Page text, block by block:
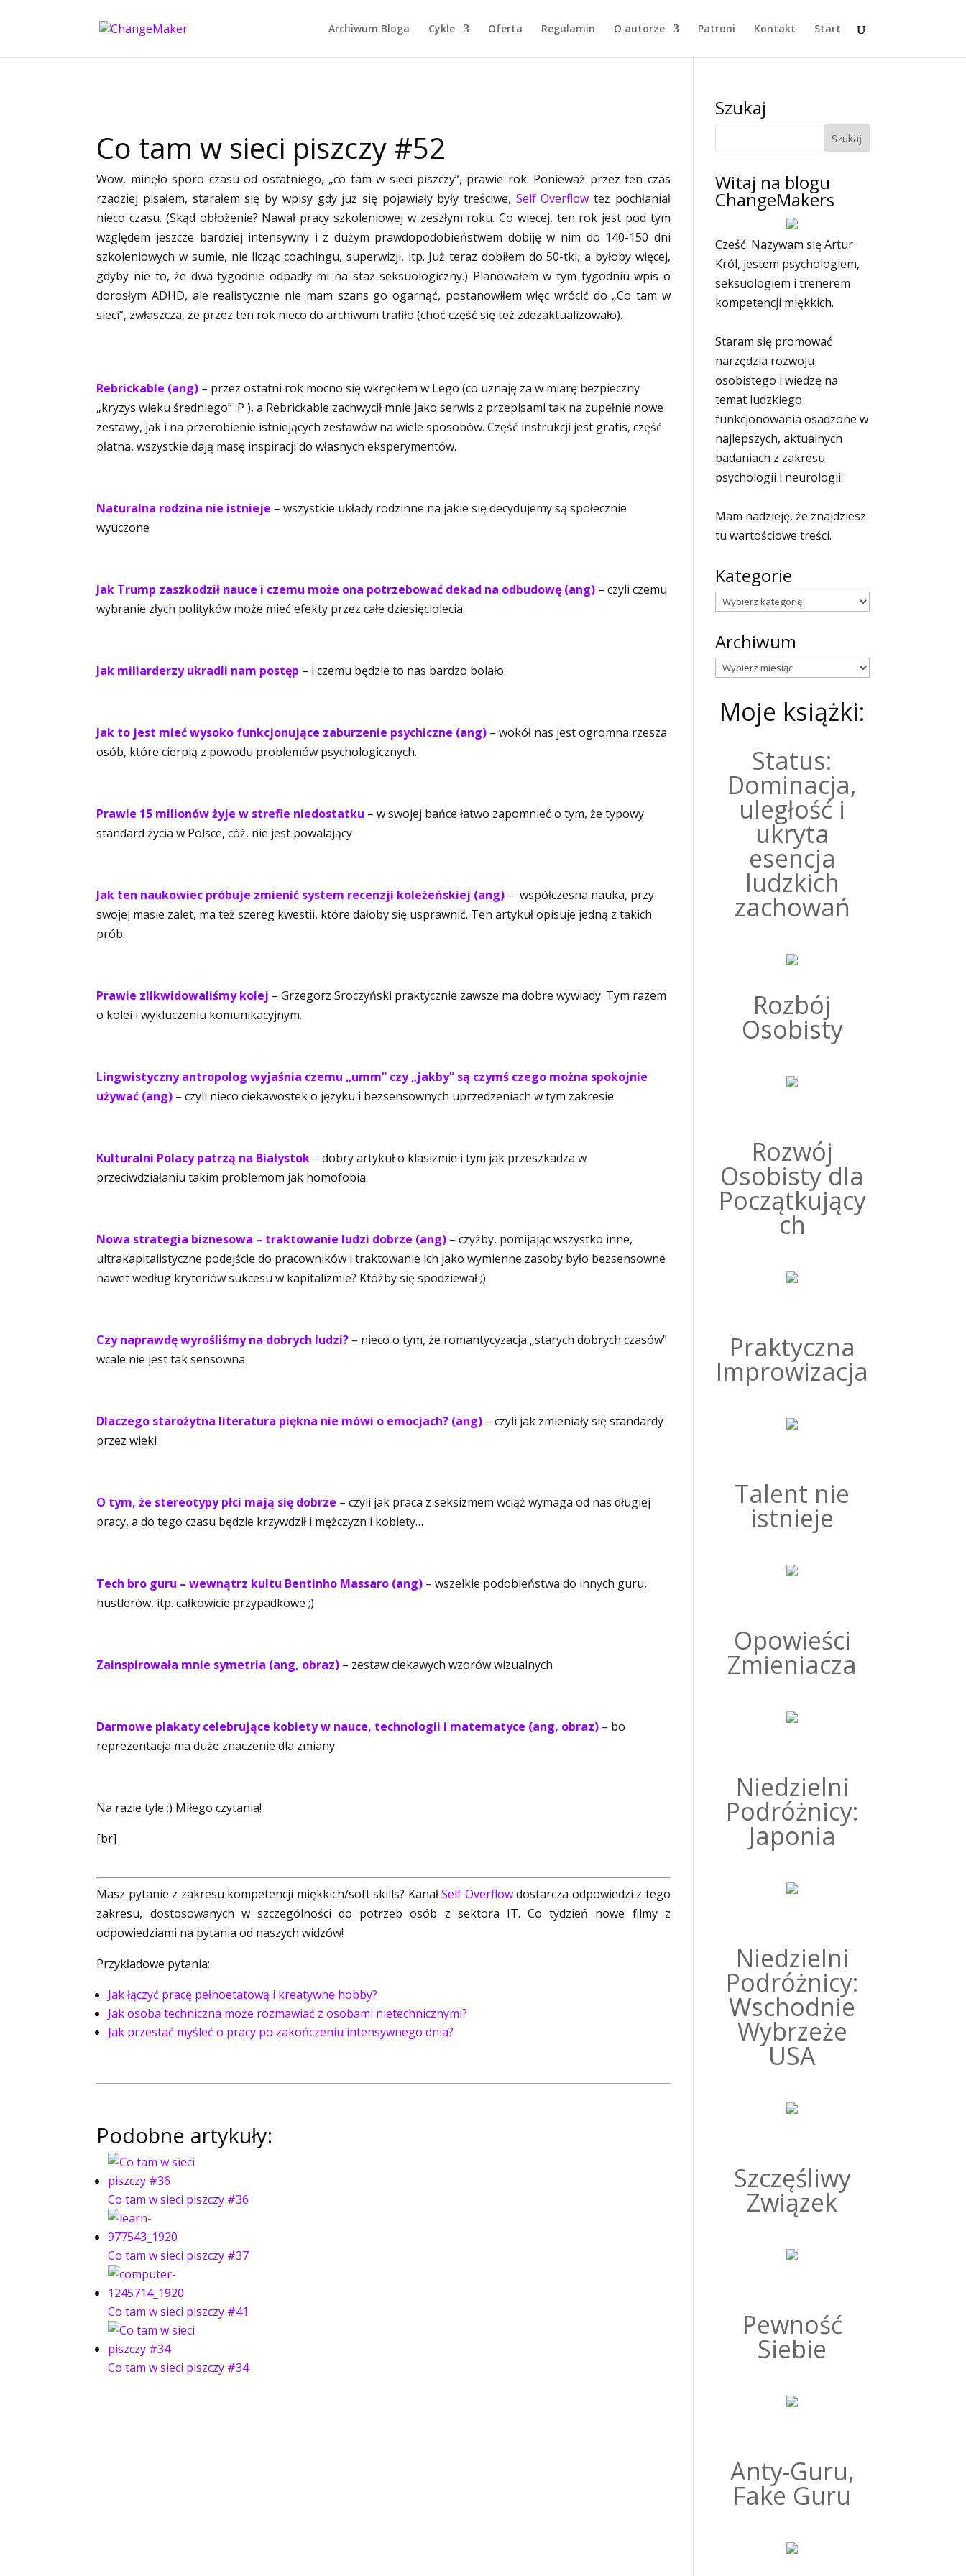
Archiwum Bloga Cykle Oferta Regulamin O autorze Patroni Kontakt Start
Co tam w sieci piszczy #52
Wow, minęło sporo czasu od ostatniego, „co tam w sieci piszczy”, prawie rok. Ponieważ przez ten czas
rzadziej pisałem, starałem się by wpisy gdy już się pojawiały były treściwe, Self Overflow też pochłaniał
nieco czasu. (Skąd obłożenie? Nawał pracy szkoleniowej w zeszłym roku. Co wiecej, ten rok jest pod tym
względem jeszcze bardziej intensywny i z dużym prawdopodobieństwem dobiję w nim do 140-150 dni
szkoleniowych w sumie, nie licząc coachingu, superwizji, itp. Już teraz dobiłem do 50-tki, a byłoby więcej,
gdyby nie to, że dwa tygodnie odpadły mi na staż seksuologiczny.) Planowałem w tym tygodniu wpis o
dorosłym ADHD, ale realistycznie nie mam szans go ogarnąć, postanowiłem więc wrócić do „Co tam w
sieci”, zwłaszcza, że przez ten rok nieco do archiwum trafiło (choć część się też zdezaktualizowało).
Rebrickable (ang) – przez ostatni rok mocno się wkręciłem w Lego (co uznaję za w miarę bezpieczny
„kryzys wieku średniego” :P ), a Rebrickable zachwycił mnie jako serwis z przepisami tak na zupełnie nowe
zestawy, jak i na przerobienie istniejących zestawów na wiele sposobów. Część instrukcji jest gratis, część
płatna, wszystkie dają masę inspiracji do własnych eksperymentów.
Naturalna rodzina nie istnieje – wszystkie układy rodzinne na jakie się decydujemy są społecznie
wyuczone
Jak Trump zaszkodził nauce i czemu może ona potrzebować dekad na odbudowę (ang) – czyli czemu
wybranie złych polityków może mieć efekty przez całe dziesięciolecia
Jak miliarderzy ukradli nam postęp – i czemu będzie to nas bardzo bolało
Jak to jest mieć wysoko funkcjonujące zaburzenie psychiczne (ang) – wokół nas jest ogromna rzesza
osób, które cierpią z powodu problemów psychologicznych.
Prawie 15 milionów żyje w strefie niedostatku – w swojej bańce łatwo zapomnieć o tym, że typowy
standard życia w Polsce, cóż, nie jest powalający
Jak ten naukowiec próbuje zmienić system recenzji koleżeńskiej (ang) – współczesna nauka, przy
swojej masie zalet, ma też szereg kwestii, które dałoby się usprawnić. Ten artykuł opisuje jedną z takich
prób.
Prawie zlikwidowaliśmy kolej – Grzegorz Sroczyński praktycznie zawsze ma dobre wywiady. Tym razem
o kolei i wykluczeniu komunikacyjnym.
Lingwistyczny antropolog wyjaśnia czemu „umm” czy „jakby” są czymś czego można spokojnie
używać (ang) – czyli nieco ciekawostek o języku i bezsensownych uprzedzeniach w tym zakresie
Kulturalni Polacy patrzą na Białystok – dobry artykuł o klasizmie i tym jak przeszkadza w
przeciwdziałaniu takim problemom jak homofobia
Nowa strategia biznesowa – traktowanie ludzi dobrze (ang) – czyżby, pomijając wszystko inne,
ultrakapitalistyczne podejście do pracowników i traktowanie ich jako wymienne zasoby było bezsensowne
nawet według kryteriów sukcesu w kapitalizmie? Któżby się spodziewał ;)
Czy naprawdę wyrośliśmy na dobrych ludzi? – nieco o tym, że romantycyzacja „starych dobrych czasów”
wcale nie jest tak sensowna
Dlaczego starożytna literatura piękna nie mówi o emocjach? (ang) – czyli jak zmieniały się standardy
przez wieki
O tym, że stereotypy płci mają się dobrze – czyli jak praca z seksizmem wciąż wymaga od nas długiej
pracy, a do tego czasu będzie krzywdził i mężczyzn i kobiety…
Tech bro guru – wewnątrz kultu Bentinho Massaro (ang) – wszelkie podobieństwa do innych guru,
hustlerów, itp. całkowicie przypadkowe ;)
Zainspirowała mnie symetria (ang, obraz) – zestaw ciekawych wzorów wizualnych
Darmowe plakaty celebrujące kobiety w nauce, technologii i matematyce (ang, obraz) – bo
reprezentacja ma duże znaczenie dla zmiany
Na razie tyle :) Miłego czytania!
[br]
Masz pytanie z zakresu kompetencji miękkich/soft skills? KanałSelf Overflowdostarcza odpowiedzi z tego
zakresu, dostosowanych w szczególności do potrzeb osób z sektora IT. Co tydzień nowe filmy z
odpowiedziami na pytania od naszych widzów!
Przykładowe pytania:
Jak łączyć pracę pełnoetatową i kreatywne hobby?
Jak osoba techniczna może rozmawiać z osobami nietechnicznymi?
Jak przestać myśleć o pracy po zakończeniu intensywnego dnia?
Podobne artykuły:
Co tam w sieci piszczy #36
Co tam w sieci piszczy #37
Co tam w sieci piszczy #41
Co tam w sieci piszczy #34
Szukaj
Witaj na blogu
ChangeMakers
Cześć. Nazywam się Artur
Król, jestem psychologiem,
seksuologiem i trenerem
kompetencji miękkich.
Staram się promować
narzędzia rozwoju
osobistego i wiedzę na
temat ludzkiego
funkcjonowania osadzone w
najlepszych, aktualnych
badaniach z zakresu
psychologii i neurologii.
Mam nadzieję, że znajdziesz
tu wartościowe treści.
Kategorie
Kategorie
Archiwum
Archiwum
Moje książki:
Status:
Dominacja,
uległość i
ukryta
esencja
ludzkich
zachowań
Rozbój
Osobisty
Rozwój
Osobisty dla
Początkujący
ch
Praktyczna
Improwizacja
Talent nie
istnieje
Opowieści
Zmieniacza
Niedzielni
Podróżnicy:
Japonia
Niedzielni
Podróżnicy:
Wschodnie
Wybrzeże
USA
Szczęśliwy
Związek
Pewność
Siebie
Anty-Guru,
Fake Guru